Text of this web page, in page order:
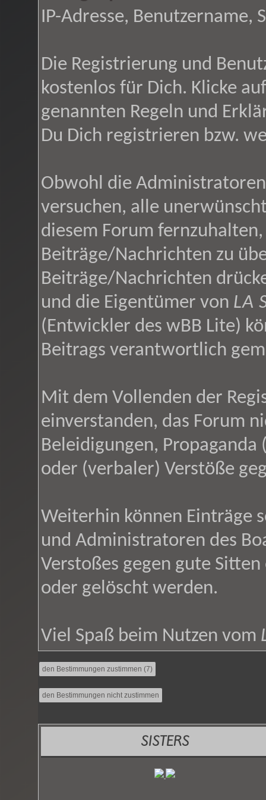
IP-Adresse, Benutzername,
Die Registrierung und
kostenlos für Dich. Klicke
genannten Regeln und
Du Dich registrieren bzw.
Obwohl die
versuchen, alle
diesem Forum
Beiträge/Nachrichten zu
Beiträge/Nachrichten
und die Eigentümer von LA
(Entwickler des wBB Lite)
Beitrags verantwortlich
Mit dem Vollenden der
einverstanden, das Forum
Beleidigungen,
oder (verbaler) Verstöße
Weiterhin können Einträge
und Administratoren des
Verstoßes gegen gute
oder gelöscht werden.
Viel Spaß beim Nutzen vom
SISTERS